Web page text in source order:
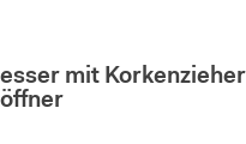
mit